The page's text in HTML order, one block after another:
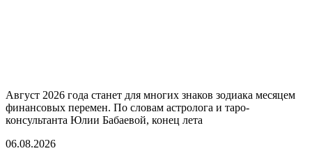
Август 2026 года станет для многих знаков зодиака месяцем
финансовых перемен. По словам астролога и таро-
консультанта Юлии Бабаевой, конец лета
06.08.2026